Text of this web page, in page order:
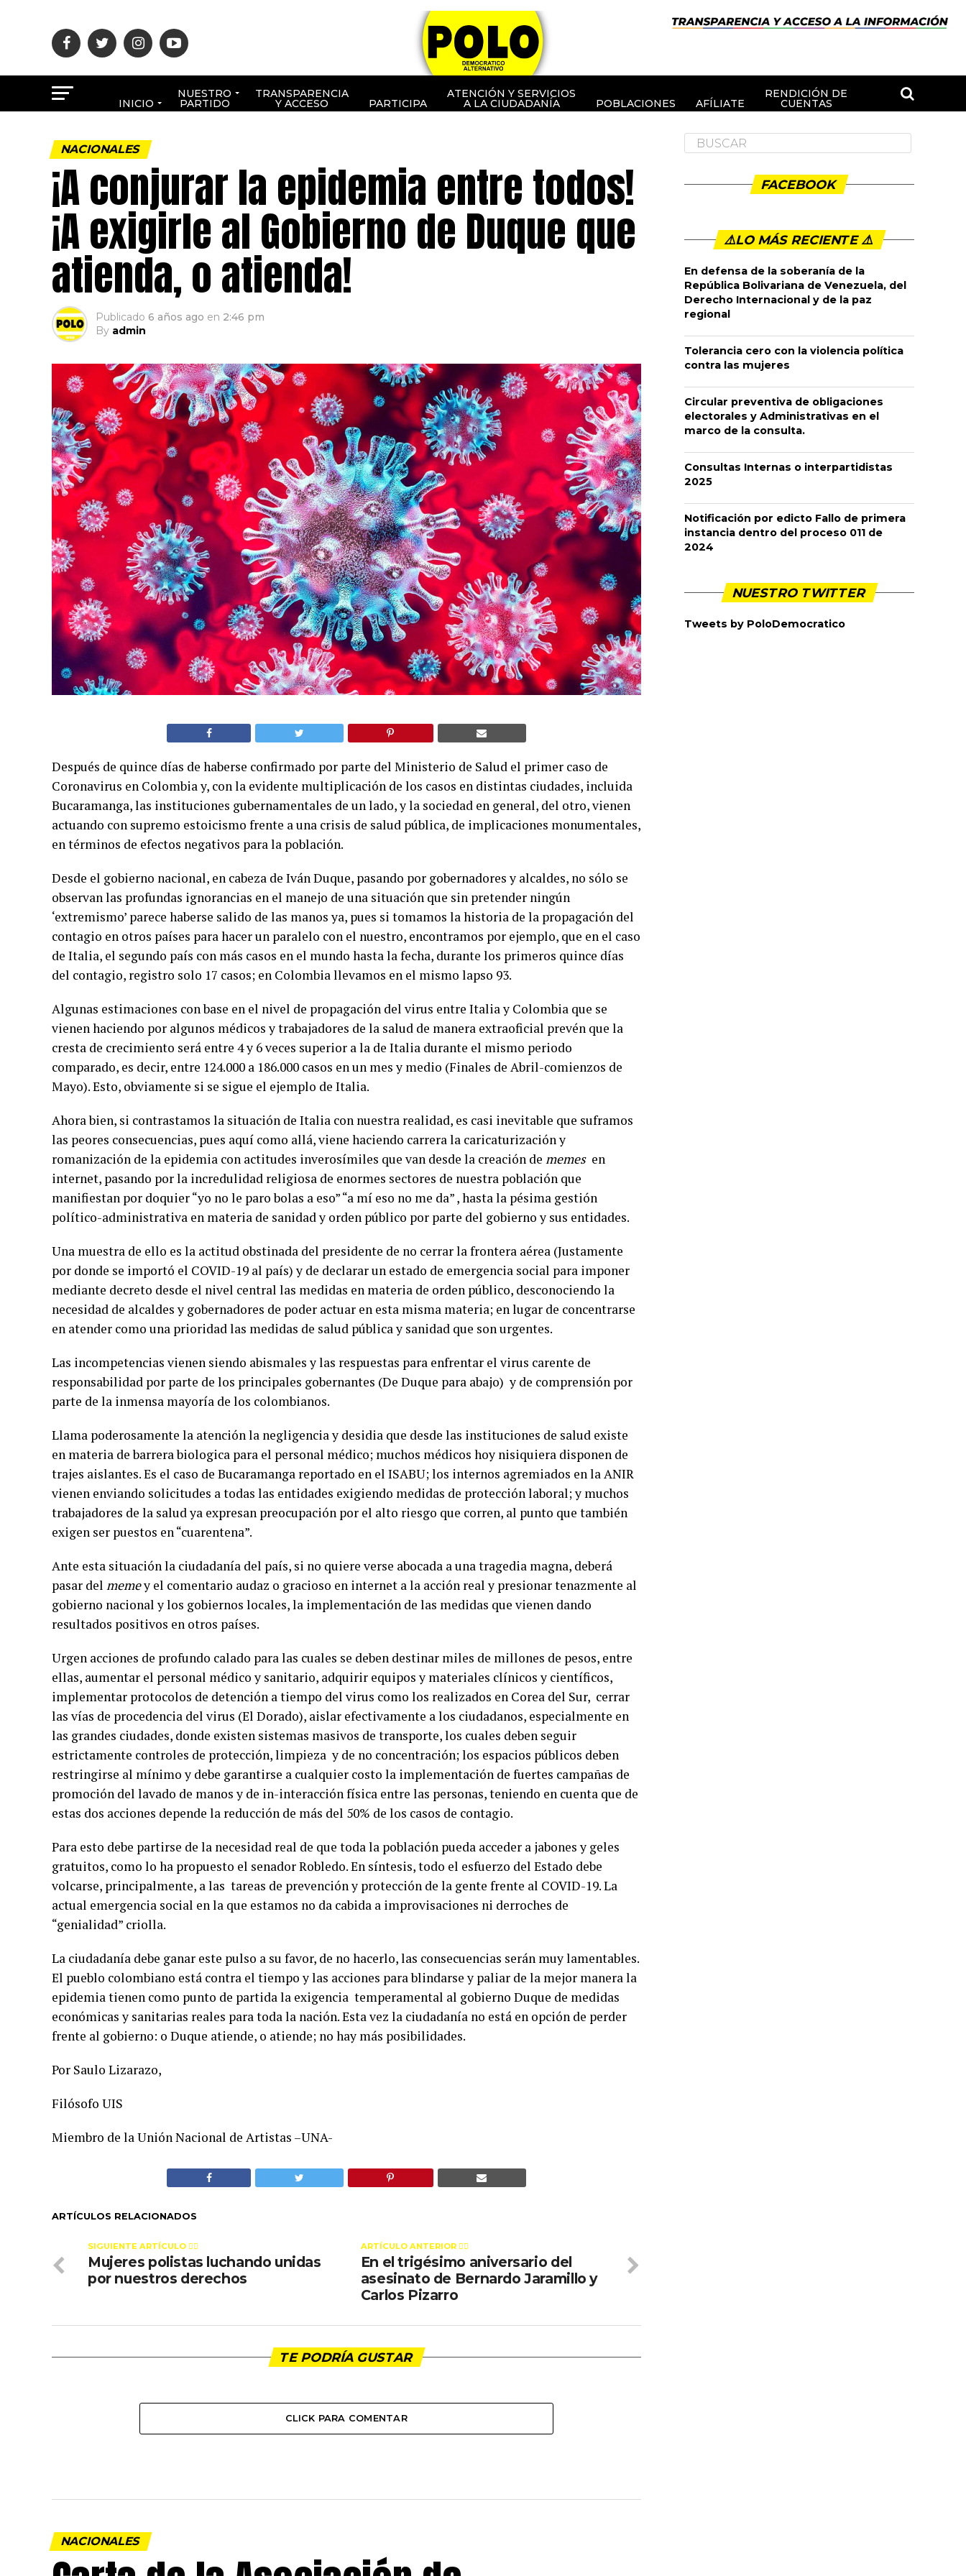
INICIO
NUESTRO
PARTIDO
TRANSPARENCIA
Y ACCESO PARTICIPA
ATENCIÓN Y SERVICIOS
A LA CIUDADANÍA POBLACIONES AFÍLIATE
RENDICIÓN DE
CUENTAS
NACIONALES
¡A conjurar la epidemia entre todos!
¡A exigirle al Gobierno de Duque que
atienda, o atienda!
Publicado 6 años ago en 2:46 pm
By admin
Después de quince días de haberse confirmado por parte del Ministerio de Salud el primer caso de
Coronavirus en Colombia y, con la evidente multiplicación de los casos en distintas ciudades, incluida
Bucaramanga, las instituciones gubernamentales de un lado, y la sociedad en general, del otro, vienen
actuando con supremo estoicismo frente a una crisis de salud pública, de implicaciones monumentales,
en términos de efectos negativos para la población.
Desde el gobierno nacional, en cabeza de Iván Duque, pasando por gobernadores y alcaldes, no sólo se
observan las profundas ignorancias en el manejo de una situación que sin pretender ningún
‘extremismo’ parece haberse salido de las manos ya, pues si tomamos la historia de la propagación del
contagio en otros países para hacer un paralelo con el nuestro, encontramos por ejemplo, que en el caso
de Italia, el segundo país con más casos en el mundo hasta la fecha, durante los primeros quince días
del contagio, registro solo 17 casos; en Colombia llevamos en el mismo lapso 93.
Algunas estimaciones con base en el nivel de propagación del virus entre Italia y Colombia que se
vienen haciendo por algunos médicos y trabajadores de la salud de manera extraoficial prevén que la
cresta de crecimiento será entre 4 y 6 veces superior a la de Italia durante el mismo periodo
comparado, es decir, entre 124.000 a 186.000 casos en un mes y medio (Finales de Abril-comienzos de
Mayo). Esto, obviamente si se sigue el ejemplo de Italia.
Ahora bien, si contrastamos la situación de Italia con nuestra realidad, es casi inevitable que suframos
las peores consecuencias, pues aquí como allá, viene haciendo carrera la caricaturización y
romanización de la epidemia con actitudes inverosímiles que van desde la creación de memesen
internet, pasando por la incredulidad religiosa de enormes sectores de nuestra población que
manifiestan por doquier “yo no le paro bolas a eso” “a mí eso no me da” , hasta la pésima gestión
político-administrativa en materia de sanidad y orden público por parte del gobierno y sus entidades.
Una muestra de ello es la actitud obstinada del presidente de no cerrar la frontera aérea (Justamente
por donde se importó el COVID-19 al país) y de declarar un estado de emergencia social para imponer
mediante decreto desde el nivel central las medidas en materia de orden público, desconociendo la
necesidad de alcaldes y gobernadores de poder actuar en esta misma materia; en lugar de concentrarse
en atender como una prioridad las medidas de salud pública y sanidad que son urgentes.
Las incompetencias vienen siendo abismales y las respuestas para enfrentar el virus carente de
responsabilidad por parte de los principales gobernantes (De Duque para abajo) y de comprensión por
parte de la inmensa mayoría de los colombianos.
Llama poderosamente la atención la negligencia y desidia que desde las instituciones de salud existe
en materia de barrera biologica para el personal médico; muchos médicos hoy nisiquiera disponen de
trajes aislantes. Es el caso de Bucaramanga reportado en el ISABU; los internos agremiados en la ANIR
vienen enviando solicitudes a todas las entidades exigiendo medidas de protección laboral; y muchos
trabajadores de la salud ya expresan preocupación por el alto riesgo que corren, al punto que también
exigen ser puestos en “cuarentena”.
Ante esta situación la ciudadanía del país, si no quiere verse abocada a una tragedia magna, deberá
pasar del memey el comentario audaz o gracioso en internet a la acción real y presionar tenazmente al
gobierno nacional y los gobiernos locales, la implementación de las medidas que vienen dando
resultados positivos en otros países.
Urgen acciones de profundo calado para las cuales se deben destinar miles de millones de pesos, entre
ellas, aumentar el personal médico y sanitario, adquirir equipos y materiales clínicos y científicos,
implementar protocolos de detención a tiempo del virus como los realizados en Corea del Sur, cerrar
las vías de procedencia del virus (El Dorado), aislar efectivamente a los ciudadanos, especialmente en
las grandes ciudades, donde existen sistemas masivos de transporte, los cuales deben seguir
estrictamente controles de protección, limpieza y de no concentración; los espacios públicos deben
restringirse al mínimo y debe garantirse a cualquier costo la implementación de fuertes campañas de
promoción del lavado de manos y de in-interacción física entre las personas, teniendo en cuenta que de
estas dos acciones depende la reducción de más del 50% de los casos de contagio.
Para esto debe partirse de la necesidad real de que toda la población pueda acceder a jabones y geles
gratuitos, como lo ha propuesto el senador Robledo. En síntesis, todo el esfuerzo del Estado debe
volcarse, principalmente, a las tareas de prevención y protección de la gente frente al COVID-19. La
actual emergencia social en la que estamos no da cabida a improvisaciones ni derroches de
“genialidad” criolla.
La ciudadanía debe ganar este pulso a su favor, de no hacerlo, las consecuencias serán muy lamentables.
El pueblo colombiano está contra el tiempo y las acciones para blindarse y paliar de la mejor manera la
epidemia tienen como punto de partida la exigencia temperamental al gobierno Duque de medidas
económicas y sanitarias reales para toda la nación. Esta vez la ciudadanía no está en opción de perder
frente al gobierno: o Duque atiende, o atiende; no hay más posibilidades.
Por Saulo Lizarazo,
Filósofo UIS
Miembro de la Unión Nacional de Artistas –UNA-
ARTÍCULOS RELACIONADOS
ARTÍCULO ANTERIOR 👉🏻
En el trigésimo aniversario del
asesinato de Bernardo Jaramillo y
Carlos Pizarro
SIGUIENTE ARTÍCULO 👈🏻
Mujeres polistas luchando unidas
por nuestros derechos
TE PODRÍA GUSTAR
CLICK PARA COMENTAR
NACIONALES
FACEBOOK
⚠️LO MÁS RECIENTE ⚠️️
En defensa de la soberanía de la
República Bolivariana de Venezuela, del
Derecho Internacional y de la paz
regional
Tolerancia cero con la violencia política
contra las mujeres
Circular preventiva de obligaciones
electorales y Administrativas en el
marco de la consulta.
Consultas Internas o interpartidistas
2025
Notificación por edicto Fallo de primera
instancia dentro del proceso 011 de
2024
NUESTRO TWITTER
Tweets by PoloDemocratico